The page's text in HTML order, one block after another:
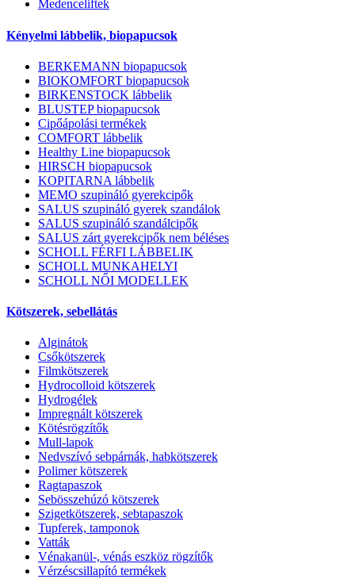
Medenceliftek
Kényelmi lábbelik, biopapucsok
BERKEMANN biopapucsok
BIOKOMFORT biopapucsok
BIRKENSTOCK lábbelik
BLUSTEP biopapucsok
Cipőápolási termékek
COMFORT lábbelik
Healthy Line biopapucsok
HIRSCH biopapucsok
KOPITARNA lábbelik
MEMO szupináló gyerekcipők
SALUS szupináló gyerek szandálok
SALUS szupináló szandálcipők
SALUS zárt gyerekcipők nem béléses
SCHOLL FÉRFI LÁBBELIK
SCHOLL MUNKAHELYI
SCHOLL NŐI MODELLEK
Kötszerek, sebellátás
Alginátok
Csőkötszerek
Filmkötszerek
Hydrocolloid kötszerek
Hydrogélek
Impregnált kötszerek
Kötésrögzítők
Mull-lapok
Nedvszívó sebpárnák, habkötszerek
Polimer kötszerek
Ragtapaszok
Sebösszehúzó kötszerek
Szigetkötszerek, sebtapaszok
Tupferek, tamponok
Vatták
Vénakanül-, vénás eszköz rögzítők
Vérzéscsillapító termékek